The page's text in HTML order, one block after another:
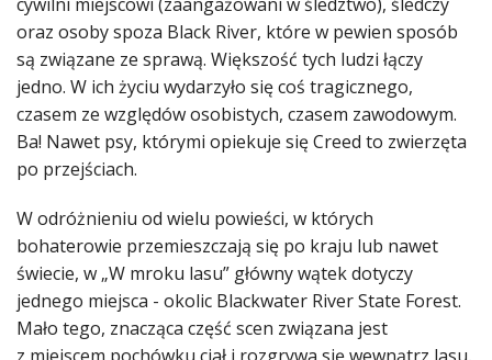
oraz osoby spoza Black River, które w pewien sposób
są związane ze sprawą. Większość tych ludzi łączy
jedno. W ich życiu wydarzyło się coś tragicznego,
czasem ze względów osobistych, czasem zawodowym.
Ba! Nawet psy, którymi opiekuje się Creed to zwierzęta
po przejściach.
W odróżnieniu od wielu powieści, w których
bohaterowie przemieszczają się po kraju lub nawet
świecie, w „W mroku lasu” główny wątek dotyczy
jednego miejsca - okolic Blackwater River State Forest.
Mało tego, znacząca część scen związana jest
z miejscem pochówku ciał i rozgrywa się wewnątrz lasu,